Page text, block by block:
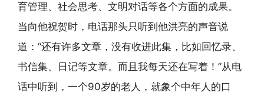
育管理、社会思考、文明对话等各个方面的成果。
当向他祝贺时，电话那头只听到他洪亮的声音说
道：“还有许多文章，没有收进此集，比如回忆录、
书信集、日记等文章。而且我每天还在写着！”从电
话中听到，一个90岁的老人，就象个中年人的口